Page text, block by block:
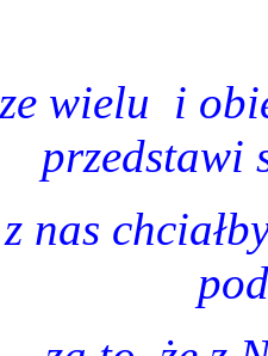
wielu i
przedstawi
nas